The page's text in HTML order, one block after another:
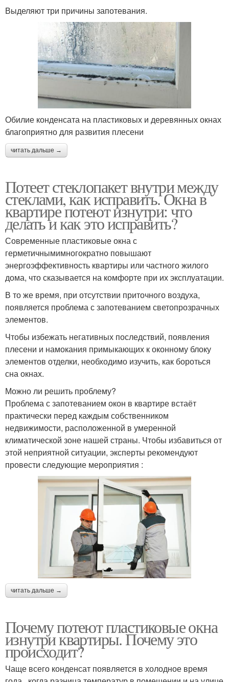
Выделяют три причины запотевания.
Обилие конденсата на пластиковых и деревянных окнах
благоприятно для развития плесени
читать дальше →
Потеет стеклопакет внутри между
стеклами, как исправить. Окна в
квартире потеют изнутри: что
делать и как это исправить?
Современные пластиковые окна с
герметичнымимногократно повышают
энергоэффективность квартиры или частного жилого
дома, что сказывается на комфорте при их эксплуатации.
В то же время, при отсутствии приточного воздуха,
появляется проблема с запотеванием светопрозрачных
элементов.
Чтобы избежать негативных последствий, появления
плесени и намокания примыкающих к оконному блоку
элементов отделки, необходимо изучить, как бороться
сна окнах.
Можно ли решить проблему?
Проблема с запотеванием окон в квартире встаёт
практически перед каждым собственником
недвижимости, расположенной в умеренной
климатической зоне нашей страны. Чтобы избавиться от
этой неприятной ситуации, эксперты рекомендуют
провести следующие мероприятия :
читать дальше →
Почему потеют пластиковые окна
изнутри квартиры. Почему это
происходит?
Чаще всего конденсат появляется в холодное время